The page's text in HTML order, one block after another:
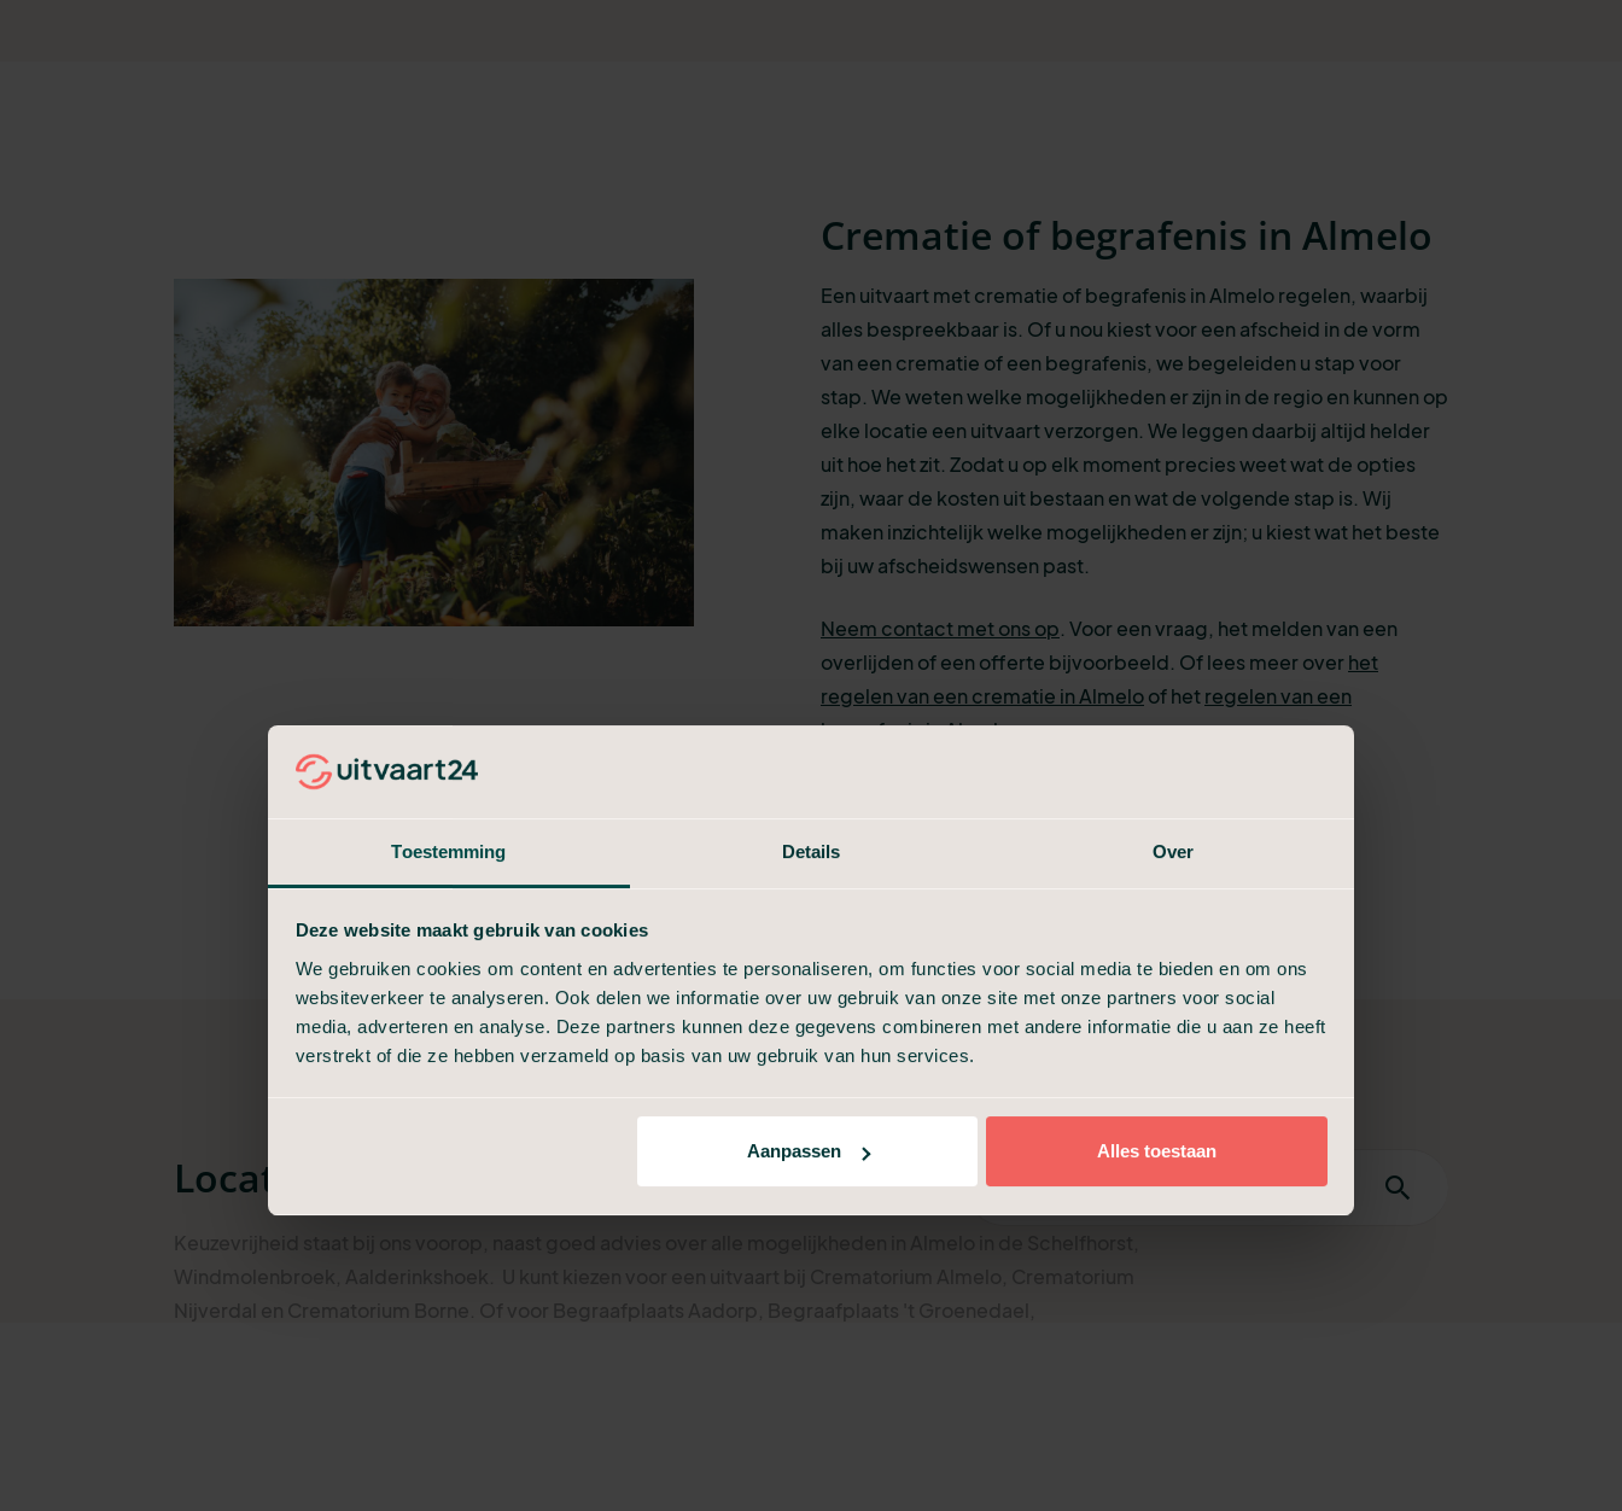
Toestemming Details Over
Deze website maakt gebruik van cookies
We gebruiken cookies om content en advertenties te personaliseren, om functies voor social media te bieden en om ons
websiteverkeer te analyseren. Ook delen we informatie over uw gebruik van onze site met onze partners voor social
media, adverteren en analyse. Deze partners kunnen deze gegevens combineren met andere informatie die u aan ze heeft
verstrekt of die ze hebben verzameld op basis van uw gebruik van hun services.
Aanpassen Alles toestaan
Crematie of begrafenis in Almelo
Een uitvaart met crematie of begrafenis in Almelo regelen, waarbij
alles bespreekbaar is. Of u nou kiest voor een afscheid in de vorm
van een crematie of een begrafenis, we begeleiden u stap voor
stap. We weten welke mogelijkheden er zijn in de regio en kunnen op
elke locatie een uitvaart verzorgen. We leggen daarbij altijd helder
uit hoe het zit. Zodat u op elk moment precies weet wat de opties
zijn, waar de kosten uit bestaan en wat de volgende stap is. Wij
maken inzichtelijk welke mogelijkheden er zijn; u kiest wat het beste
bij uw afscheidswensen past.
Neem contact met ons op. Voor een vraag, het melden van een
overlijden of een offerte bijvoorbeeld. Of lees meer overhet
regelen van een crematie in Almeloof hetregelen van een
begrafenis in Almelo.
Locaties voor een uitvaartinAlmelo
Nijverdal en Crematorium Borne. Of voor Begraafplaats Aadorp, Begraafplaats 't Groenedael,